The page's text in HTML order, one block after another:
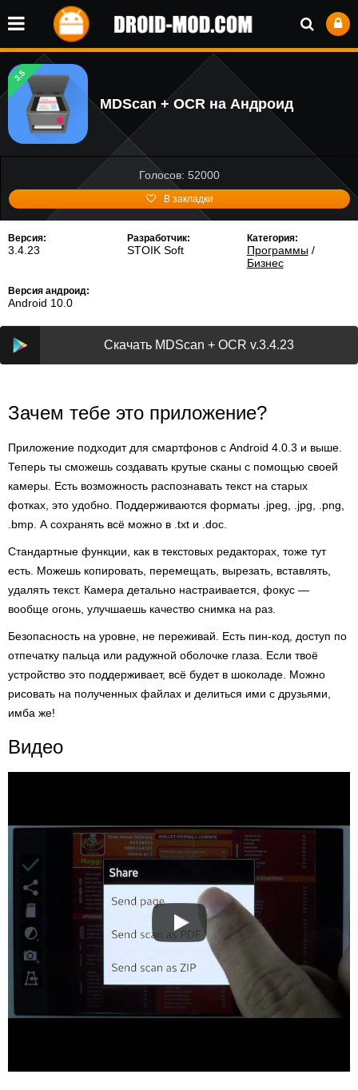
3.5
MDScan + OCR на Андроид
Голосов: 52000
В закладки
Версия:
3.4.23
Разработчик:
STOIK Soft
Категория:
Программы/
Бизнес
Версия андроид:
Android 10.0
Скачать MDScan + OCR v.3.4.23
Зачем тебе это приложение?
Приложение подходит для смартфонов с Android 4.0.3 и выше.
Теперь ты сможешь создавать крутые сканы с помощью своей
камеры. Есть возможность распознавать текст на старых
фотках, это удобно. Поддерживаются форматы .jpeg, .jpg, .png,
.bmp. А сохранять всё можно в .txt и .doc.
Стандартные функции, как в текстовых редакторах, тоже тут
есть. Можешь копировать, перемещать, вырезать, вставлять,
удалять текст. Камера детально настраивается, фокус —
вообще огонь, улучшаешь качество снимка на раз.
Безопасность на уровне, не переживай. Есть пин-код, доступ по
отпечатку пальца или радужной оболочке глаза. Если твоё
устройство это поддерживает, всё будет в шоколаде. Можно
рисовать на полученных файлах и делиться ими с друзьями,
имба же!
Видео